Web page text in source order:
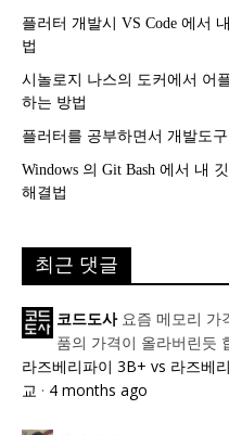
플러터 개발시 VS Code 에서
법
시놀로지 나스의 도커에서 어
하는 방법
플러터를 공부하면서 개발도
Windows 의 Git Bash 에서 내
해결법
최근 댓글
코드도사 요즘 메모리 가
품의 가격이 올라버린듯
라즈베리파이 3B+ vs 라즈베
교 · 4 months ago